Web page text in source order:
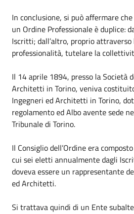
In conclusione, si può affermare che
un Ordine Professionale è duplice:
Iscritti; dall’altro, proprio attraverso
professionalità, tutelare la
Il 14 aprile 1894, presso la Società
Architetti in Torino, veniva
Ingegneri ed Architetti in Torino,
regolamento ed Albo avente sede
Tribunale di Torino.
Il Consiglio dell’Ordine era
cui sei eletti annualmente dagli
doveva essere un rappresentante
ed Architetti.
Si trattava quindi di un Ente